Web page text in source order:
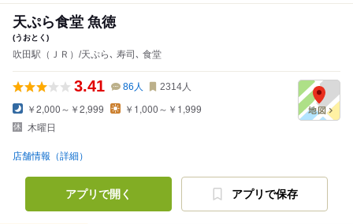
天ぷら食堂 魚徳
(うおとく)
吹田駅（ＪＲ）/天ぷら､ 寿司､ 食堂
3.41 86 人 2314人
￥2,000～￥2,999
￥1,000～￥1,999
木曜日
店舗情報（詳細）
アプリで開く アプリで保存